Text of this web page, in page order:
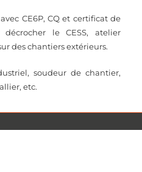
CE6P, CQ et certificat de
le CESS, atelier
des chantiers extérieurs.
soudeur de chantier,
etc.